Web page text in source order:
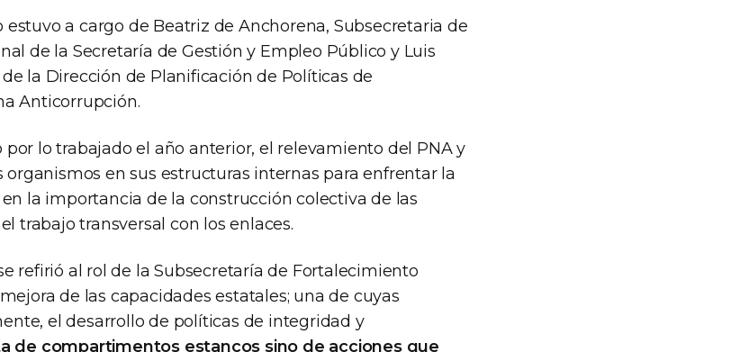
a cargo de Beatriz de Anchorena, Subsecretaria de
de la Secretaría de Gestión y Empleo Público y Luis
la Dirección de Planificación de Políticas de
Anticorrupción.
lo trabajado el año anterior, el relevamiento del PNA y
en sus estructuras internas para enfrentar la
la importancia de la construcción colectiva de las
trabajo transversal con los enlaces.
refirió al rol de la Subsecretaría de Fortalecimiento
de las capacidades estatales; una de cuyas
el desarrollo de políticas de integridad y
de compartimentos estancos sino de acciones que